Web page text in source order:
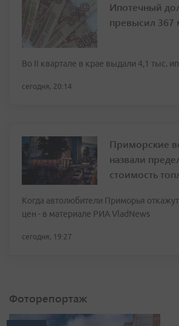
Ипотечный
превысил 367
Во II квартале в крае выдали 4,1 тыс.
сегодня, 20:14
Приморские
назвали
стоимость
Когда автолюбители Приморья
цен - в материале РИА VladNews
сегодня, 19:27
Фоторепортаж